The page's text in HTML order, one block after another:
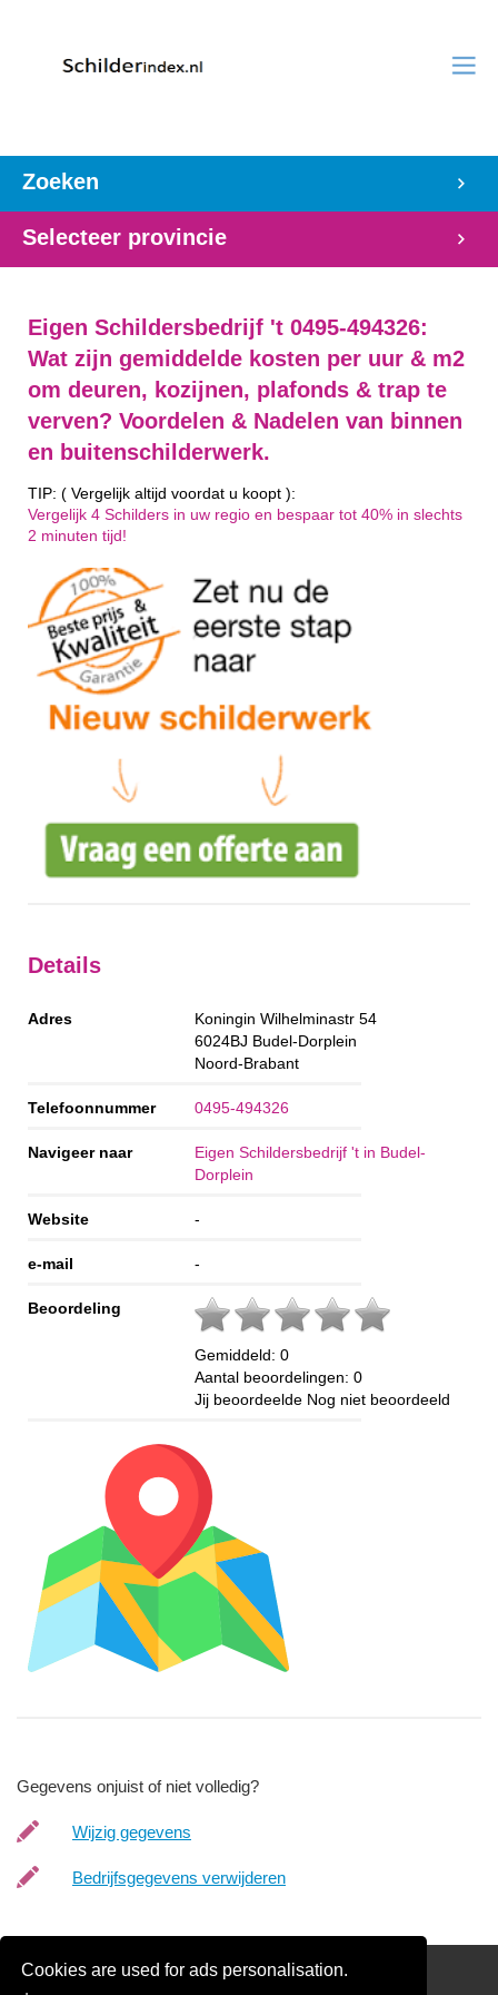
Cookies are used for ads personalisation.
Zoeken
Selecteer provincie
Eigen Schildersbedrijf 't 0495-494326:
Wat zijn gemiddelde kosten per uur & m2
om deuren, kozijnen, plafonds & trap te
verven? Voordelen & Nadelen van binnen
en buitenschilderwerk.
TIP: ( Vergelijk altijd voordat u koopt ):
Vergelijk 4 Schilders in uw regio en bespaar tot 40% in slechts
2 minuten tijd!
Details
Adres
Koningin Wilhelminastr 54
6024BJ Budel-Dorplein
Noord-Brabant
Telefoonnummer 0495-494326
Navigeer naar
Eigen Schildersbedrijf 't in Budel-
Dorplein
Website -
e-mail -
Beoordeling
Gemiddeld: 0
Aantal beoordelingen: 0
Jij beoordeelde Nog niet beoordeeld
Gegevens onjuist of niet volledig?
Wijzig gegevens
Bedrijfsgegevens verwijderen
Schilder Offerte Aanvragen